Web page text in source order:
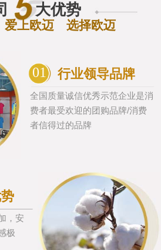
大优势
上欧迈 选择欧迈
01 行业领导品牌
全国质量诚信优秀示范企业是消
费者最受欢迎的团购品牌/消费
者信得过的品牌
，安
极